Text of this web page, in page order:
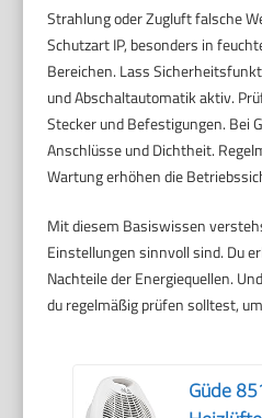
Strahlung oder Zugluft falsche
Schutzart IP, besonders in
Bereichen. Lass
und Abschaltautomatik aktiv.
Stecker und Befestigungen. Bei
Anschlüsse und Dichtheit.
Wartung erhöhen die
Mit diesem Basiswissen
Einstellungen sinnvoll sind. Du
Nachteile der Energiequellen.
du regelmäßig prüfen solltest,
Güde